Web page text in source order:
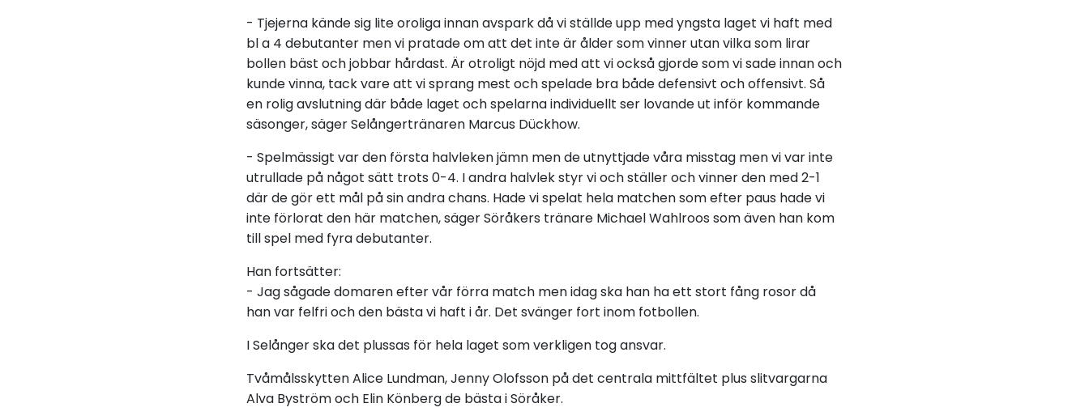
- Tjejerna kände sig lite oroliga innan avspark då vi ställde upp med yngsta laget vi haft med
bl a 4 debutanter men vi pratade om att det inte är ålder som vinner utan vilka som lirar
bollen bäst och jobbar hårdast. Är otroligt nöjd med att vi också gjorde som vi sade innan och
kunde vinna, tack vare att vi sprang mest och spelade bra både defensivt och offensivt. Så
en rolig avslutning där både laget och spelarna individuellt ser lovande ut inför kommande
säsonger, säger Selångertränaren Marcus Dückhow.
- Spelmässigt var den första halvleken jämn men de utnyttjade våra misstag men vi var inte
utrullade på något sätt trots 0-4. I andra halvlek styr vi och ställer och vinner den med 2-1
där de gör ett mål på sin andra chans. Hade vi spelat hela matchen som efter paus hade vi
inte förlorat den här matchen, säger Söråkers tränare Michael Wahlroos som även han kom
till spel med fyra debutanter.
Han fortsätter:
- Jag sågade domaren efter vår förra match men idag ska han ha ett stort fång rosor då
han var felfri och den bästa vi haft i år. Det svänger fort inom fotbollen.
I Selånger ska det plussas för hela laget som verkligen tog ansvar.
Tvåmålsskytten Alice Lundman, Jenny Olofsson på det centrala mittfältet plus slitvargarna
Alva Byström och Elin Könberg de bästa i Söråker.